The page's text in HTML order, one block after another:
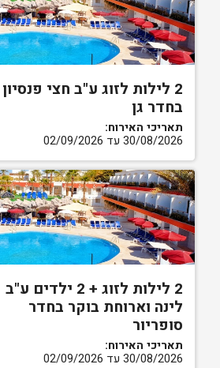
2 לילות לזוג ע"ב חצי פנסיון
בחדר גן
תאריכי האירוח:
30/08/2026 עד 02/09/2026
2 לילות לזוג + 2 ילדים ע"ב
לינה וארוחת בוקר בחדר
סופריור
תאריכי האירוח:
30/08/2026 עד 02/09/2026